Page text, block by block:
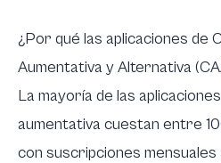
¿Por qué las aplicaciones de
Aumentativa y Alternativa
La mayoría de las
aumentativa cuestan entre
con suscripciones mensuales